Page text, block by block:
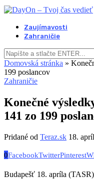
Zaujímavosti
Zahraničie
Domovská stránka »
199 poslancov
Zahraničie
Konečné
141 zo 199
Pridané od Teraz.sk 18.
0FacebookTwitterPinterest
Budapešť 18. apríla